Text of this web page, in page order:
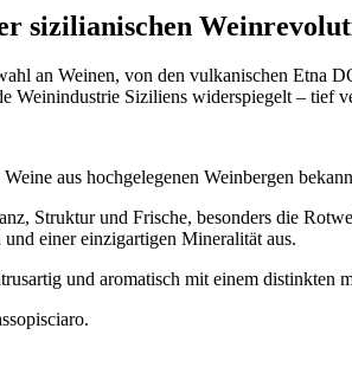
sizilianischen
an Weinen, von den vulkanischen Etna
Weinindustrie Siziliens widerspiegelt – tief
aus hochgelegenen Weinbergen
Struktur und Frische, besonders die
einer einzigartigen Mineralität aus.
und aromatisch mit einem distinkten